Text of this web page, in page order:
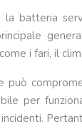
la batteria
i fari, il
può
per